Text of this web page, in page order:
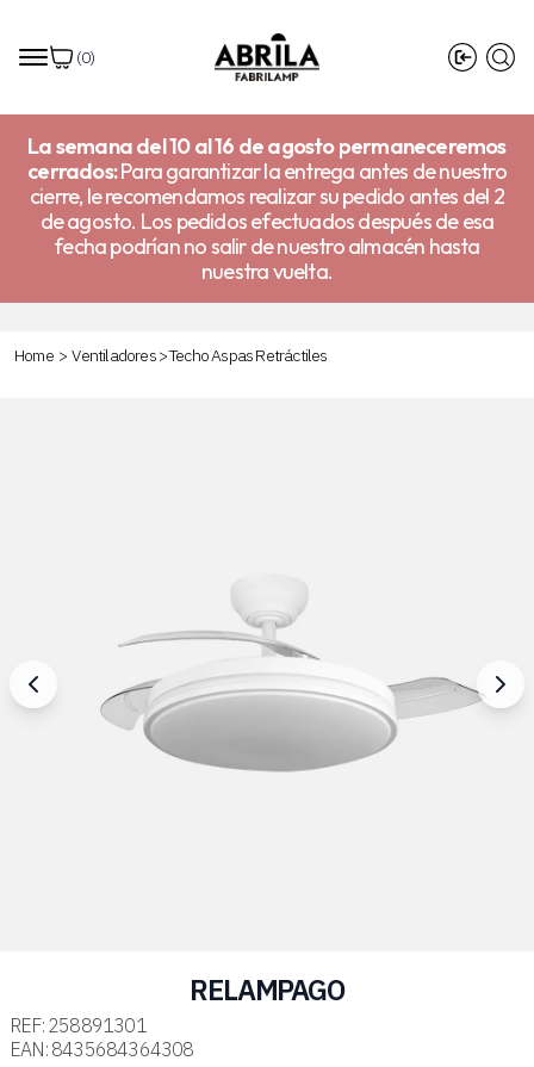
(0)
La semana del 10 al 16 de agosto permaneceremos
cerrados:Para garantizar la entrega antes de nuestro
cierre, le recomendamos realizar su pedido antes del 2
de agosto. Los pedidos efectuados después de esa
fecha podrían no salir de nuestro almacén hasta
nuestra vuelta.
Home > Ventiladores>Techo Aspas Retráctiles
RELAMPAGO
REF: 258891301
EAN: 8435684364308